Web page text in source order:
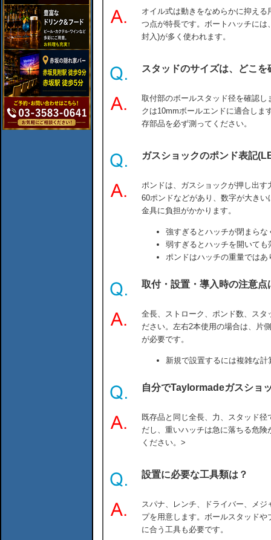
オイル式は動きをなめらかに抑え
つ点が特長です。ボートハッチに
封入)が多く使われます。
スタッドのサイズは、どこ
取付部のボールスタッド径を確認
クは10mmボールエンドに適合しま
存部品を必ず測ってください。
ガスショックのポンド表記
ポンドは、ガスショックが押し出
60ポンドなどがあり、数字が大き
金具に負担がかかります。
強すぎるとハッチが閉まらな
弱すぎるとハッチを開いても
ポンドはハッチの重量ではあ
取付・設置・導入時の注意点
全長、ストローク、ポンド数、ス
ださい。左右2本使用の場合は、片
が必要です。
新規で設置するには複雑な計
自分でTaylormadeガスショ
既存品と同じ全長、力、スタッド
だし、重いハッチは急に落ちる危
ください。>
設置に必要な工具類は？
スパナ、レンチ、ドライバー、メ
プを用意します。ボールスタッド
に合う工具も必要です。